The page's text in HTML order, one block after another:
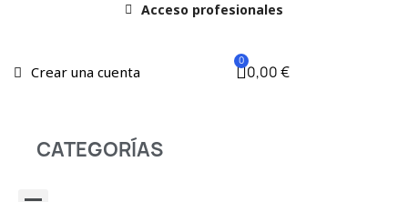
Acceso profesionales
Crear una cuenta 0,00 €
CATEGORÍAS